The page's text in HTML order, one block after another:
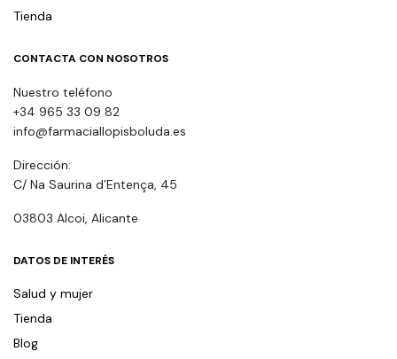
Tienda
CONTACTA CON NOSOTROS
Nuestro teléfono
+34 965 33 09 82
info@farmaciallopisboluda.es
Dirección:
C/ Na Saurina d’Entença, 45
03803 Alcoi, Alicante
DATOS DE INTERÉS
Salud y mujer
Tienda
Blog